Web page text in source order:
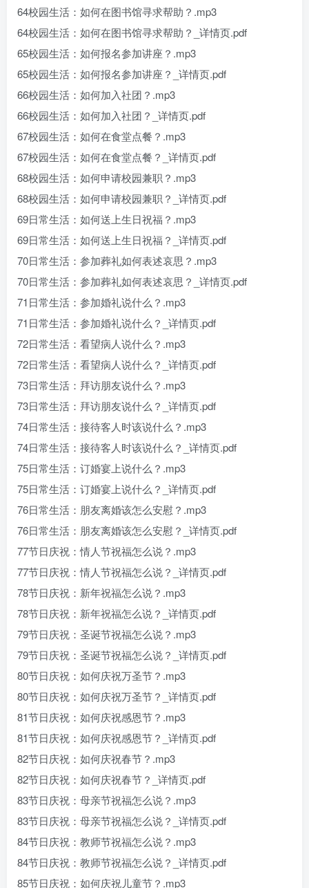
64校园生活：如何在图书馆寻求帮助？.mp3
64校园生活：如何在图书馆寻求帮助？_详情页.pdf
65校园生活：如何报名参加讲座？.mp3
65校园生活：如何报名参加讲座？_详情页.pdf
66校园生活：如何加入社团？.mp3
66校园生活：如何加入社团？_详情页.pdf
67校园生活：如何在食堂点餐？.mp3
67校园生活：如何在食堂点餐？_详情页.pdf
68校园生活：如何申请校园兼职？.mp3
68校园生活：如何申请校园兼职？_详情页.pdf
69日常生活：如何送上生日祝福？.mp3
69日常生活：如何送上生日祝福？_详情页.pdf
70日常生活：参加葬礼如何表述哀思？.mp3
70日常生活：参加葬礼如何表述哀思？_详情页.pdf
71日常生活：参加婚礼说什么？.mp3
71日常生活：参加婚礼说什么？_详情页.pdf
72日常生活：看望病人说什么？.mp3
72日常生活：看望病人说什么？_详情页.pdf
73日常生活：拜访朋友说什么？.mp3
73日常生活：拜访朋友说什么？_详情页.pdf
74日常生活：接待客人时该说什么？.mp3
74日常生活：接待客人时该说什么？_详情页.pdf
75日常生活：订婚宴上说什么？.mp3
75日常生活：订婚宴上说什么？_详情页.pdf
76日常生活：朋友离婚该怎么安慰？.mp3
76日常生活：朋友离婚该怎么安慰？_详情页.pdf
77节日庆祝：情人节祝福怎么说？.mp3
77节日庆祝：情人节祝福怎么说？_详情页.pdf
78节日庆祝：新年祝福怎么说？.mp3
78节日庆祝：新年祝福怎么说？_详情页.pdf
79节日庆祝：圣诞节祝福怎么说？.mp3
79节日庆祝：圣诞节祝福怎么说？_详情页.pdf
80节日庆祝：如何庆祝万圣节？.mp3
80节日庆祝：如何庆祝万圣节？_详情页.pdf
81节日庆祝：如何庆祝感恩节？.mp3
81节日庆祝：如何庆祝感恩节？_详情页.pdf
82节日庆祝：如何庆祝春节？.mp3
82节日庆祝：如何庆祝春节？_详情页.pdf
83节日庆祝：母亲节祝福怎么说？.mp3
83节日庆祝：母亲节祝福怎么说？_详情页.pdf
84节日庆祝：教师节祝福怎么说？.mp3
84节日庆祝：教师节祝福怎么说？_详情页.pdf
85节日庆祝：如何庆祝儿童节？.mp3